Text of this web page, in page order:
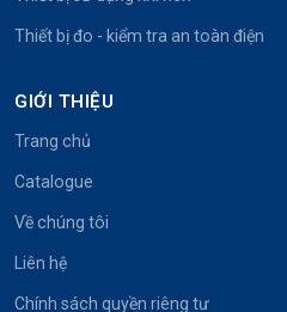
Thiết bị đo - kiểm tra an toàn điện
GIỚI THIỆU
Trang chủ
Catalogue
Về chúng tôi
Liên hệ
Chính sách quyền riêng tư